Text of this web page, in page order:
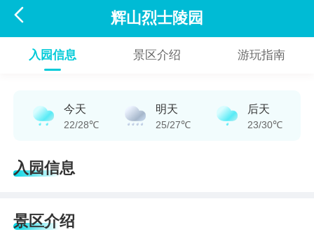
 辉山烈士陵园
入园信息 景区介绍 游玩指南
今天
22/28℃
明天
25/27℃
后天
23/30℃
入园信息
景区介绍